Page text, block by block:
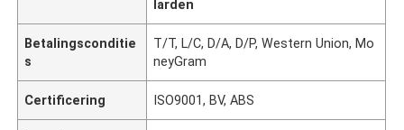
larden
Betalingsconditie
s
T/T, L/C, D/A, D/P, Western Union, Mo
neyGram
Certificering ISO9001, BV, ABS